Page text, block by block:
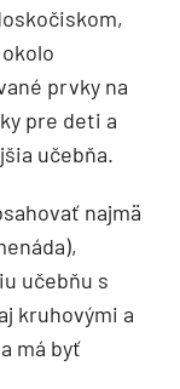
prvky na
pre deti a
učebňa.
najmä
učebňu s
kruhovými a
má byť